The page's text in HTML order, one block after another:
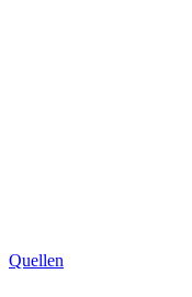
Quellen